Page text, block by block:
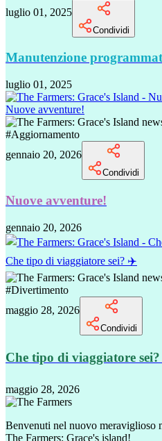
luglio 01, 2025
Condividi
Manutenzione
luglio 01, 2025
Nuove avventure!
#Aggiornamento
gennaio 20, 2026
Condividi
Nuove avventure!
gennaio 20, 2026
Che tipo di viaggiatore sei? ✈️
#Divertimento
maggio 28, 2026
Condividi
Che tipo di viaggiatore
maggio 28, 2026
Benvenuti nel nuovo meraviglioso
The Farmers: Grace's island!